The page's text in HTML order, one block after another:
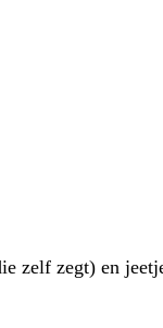
zelf zegt) en